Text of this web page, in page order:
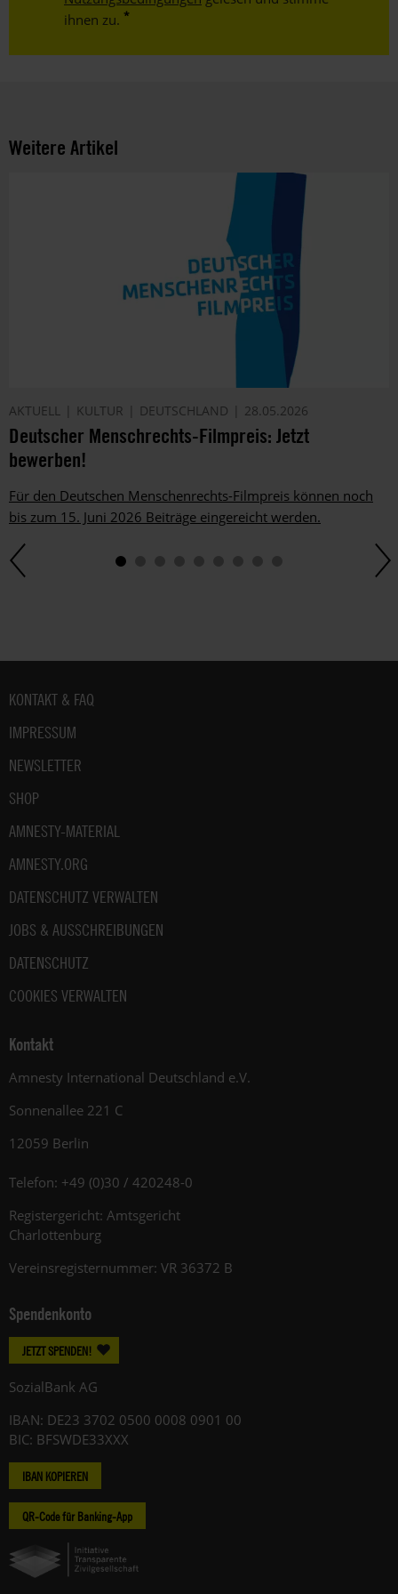
ihnen zu.
Weitere Artikel
AKTUELL KULTUR DEUTSCHLAND 28.05.2026
Deutscher Menschrechts-Filmpreis: Jetzt
bewerben!
Für den Deutschen Menschenrechts-Filmpreis können noch
bis zum 15. Juni 2026 Beiträge eingereicht werden.
Fußbereich
KONTAKT & FAQ
IMPRESSUM
NEWSLETTER
SHOP
AMNESTY-MATERIAL
AMNESTY.ORG
DATENSCHUTZ VERWALTEN
JOBS & AUSSCHREIBUNGEN
DATENSCHUTZ
COOKIES VERWALTEN
Kontakt
Amnesty International Deutschland e.V.
Sonnenallee 221 C
12059 Berlin
Telefon: +49 (0)30 / 420248-0
Registergericht: Amtsgericht
Charlottenburg
Vereinsregisternummer: VR 36372 B
Spendenkonto
JETZT SPENDEN!
SozialBank AG
IBAN: DE23 3702 0500 0008 0901 00
BIC: BFSWDE33XXX
IBAN KOPIEREN
QR-Code für Banking-App